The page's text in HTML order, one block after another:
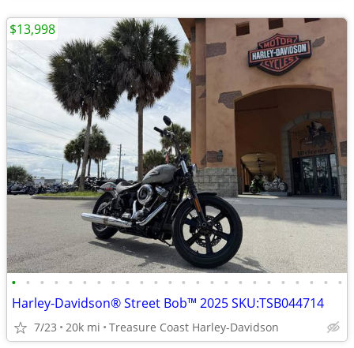
• • • • • • • • • • • • • • • • • • • • • • • •
Harley-Davidson® Street Bob™ 2025 SKU:TSB044714
7/23 20k mi Treasure Coast Harley-Davidson
$13,998